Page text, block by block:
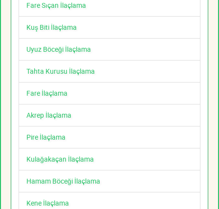
Fare Sıçan İlaçlama
Kuş Biti İlaçlama
Uyuz Böceği İlaçlama
Tahta Kurusu İlaçlama
Fare İlaçlama
Akrep İlaçlama
Pire İlaçlama
Kulağakaçan İlaçlama
Hamam Böceği İlaçlama
Kene İlaçlama